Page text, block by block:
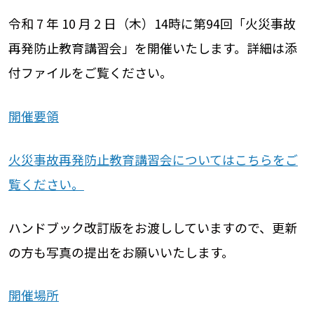
令和 7 年 10 月 2 日（木）14時に第94回「火災事故
再発防止教育講習会」を開催いたします。詳細は添
付ファイルをご覧ください。
開催要領
火災事故再発防止教育講習会についてはこちらをご
覧ください。
ハンドブック改訂版をお渡ししていますので、更新
の方も写真の提出をお願いいたします。
開催場所